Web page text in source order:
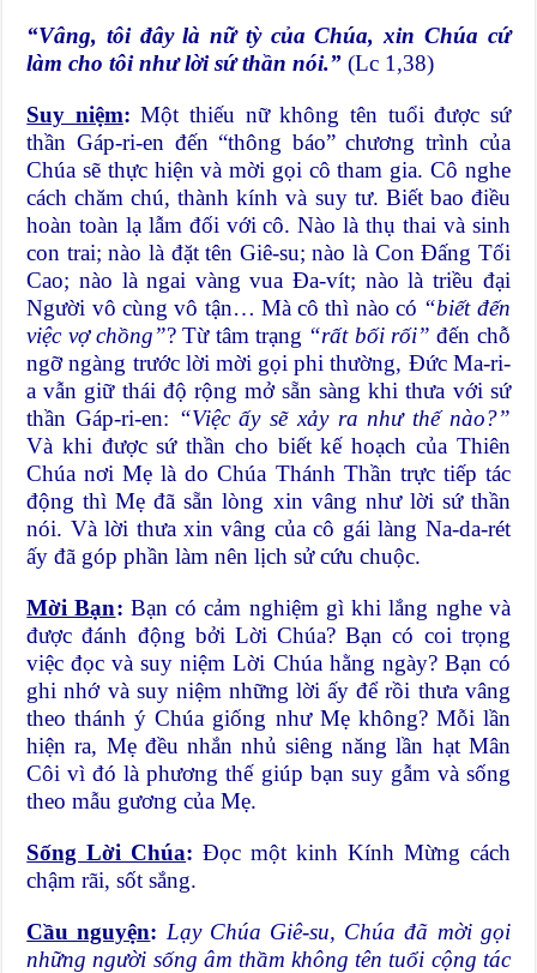
“Vâng, tôi đây là nữ tỳ của Chúa, xin Chúa cứ
làm cho tôi như lời sứ thần nói.”(Lc 1,38)
Suy niệm: Một thiếu nữ không tên tuổi được sứ
thần Gáp-ri-en đến “thông báo” chương trình của
Chúa sẽ thực hiện và mời gọi cô tham gia. Cô nghe
cách chăm chú, thành kính và suy tư. Biết bao điều
hoàn toàn lạ lẫm đối với cô. Nào là thụ thai và sinh
con trai; nào là đặt tên Giê-su; nào là Con Đấng Tối
Cao; nào là ngai vàng vua Đa-vít; nào là triều đại
Người vô cùng vô tận… Mà cô thì nào có “biết đến
việc vợ chồng”? Từ tâm trạng “rất bối rối” đến chỗ
ngỡ ngàng trước lời mời gọi phi thường, Đức Ma-ri-
a vẫn giữ thái độ rộng mở sẵn sàng khi thưa với sứ
thần Gáp-ri-en: “Việc ấy sẽ xảy ra như thế nào?”
Và khi được sứ thần cho biết kế hoạch của Thiên
Chúa nơi Mẹ là do Chúa Thánh Thần trực tiếp tác
động thì Mẹ đã sẵn lòng xin vâng như lời sứ thần
nói. Và lời thưa xin vâng của cô gái làng Na-da-rét
ấy đã góp phần làm nên lịch sử cứu chuộc.
Mời Bạn: Bạn có cảm nghiệm gì khi lắng nghe và
được đánh động bởi Lời Chúa? Bạn có coi trọng
việc đọc và suy niệm Lời Chúa hằng ngày? Bạn có
ghi nhớ và suy niệm những lời ấy để rồi thưa vâng
theo thánh ý Chúa giống như Mẹ không? Mỗi lần
hiện ra, Mẹ đều nhắn nhủ siêng năng lần hạt Mân
Côi vì đó là phương thế giúp bạn suy gẫm và sống
theo mẫu gương của Mẹ.
Sống Lời Chúa: Đọc một kinh Kính Mừng cách
chậm rãi, sốt sắng.
Cầu nguyện: Lạy Chúa Giê-su, Chúa đã mời gọi
những người sống âm thầm không tên tuổi cộng tác